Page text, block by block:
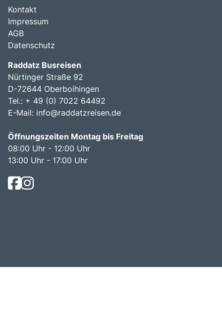
Kontakt
Impressum
AGB
Datenschutz
Raddatz Busreisen
Nürtinger Straße 92
D-72644 Oberboihingen
Tel.: + 49 (0) 7022 64492
E-Mail: info@raddatzreisen.de
Öffnungszeiten Montag bis Freitag
08:00 Uhr - 12:00 Uhr
13:00 Uhr - 17:00 Uhr